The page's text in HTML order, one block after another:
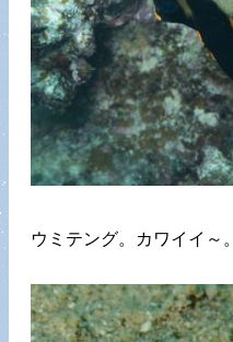
ウミテング。カワイイ～。